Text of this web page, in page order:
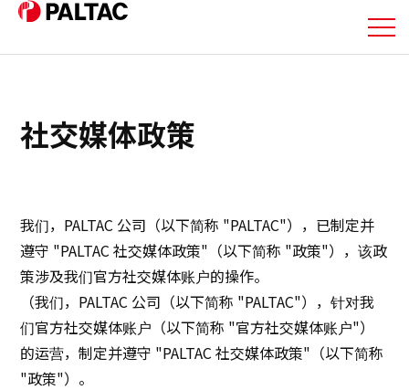
业务详情
公司信息
公司信息
投资者关系信息
社交媒体政策
我们，PALTAC 公司（以下简称 "PALTAC"），已制定并
遵守 "PALTAC 社交媒体政策"（以下简称 "政策"），该政
策涉及我们官方社交媒体账户的操作。
（我们，PALTAC 公司（以下简称 "PALTAC"），针对我
们官方社交媒体账户（以下简称 "官方社交媒体账户"）
的运营，制定并遵守 "PALTAC 社交媒体政策"（以下简称
"政策"）。